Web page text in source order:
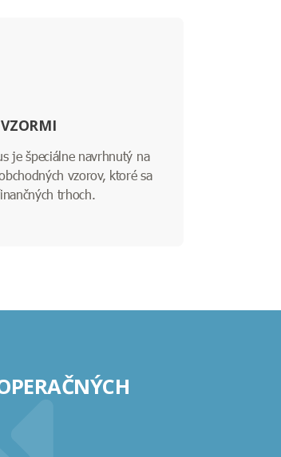
VZORMI
je špeciálne navrhnutý na
vzorov, ktoré sa
trhoch.